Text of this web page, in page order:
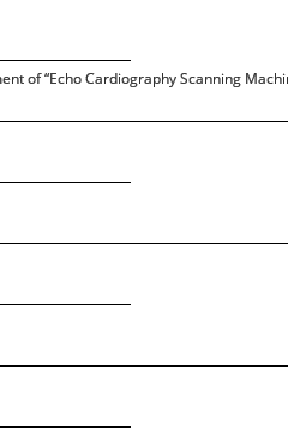
of “Echo Cardiography Scanning